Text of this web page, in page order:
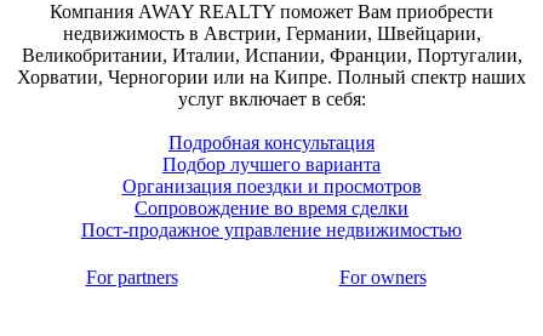
Компания AWAY REALTY поможет Вам приобрести
недвижимость в Австрии, Германии, Швейцарии,
Великобритании, Италии, Испании, Франции, Португалии,
Хорватии, Черногории или на Кипре. Полный спектр наших
услуг включает в себя:
Подробная консультация
Подбор лучшего варианта
Организация поездки и просмотров
Сопровождение во время сделки
Пост-продажное управление недвижимостью
For partners For owners